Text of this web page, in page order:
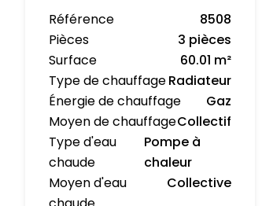
Référence
8508
Pièces
3 pièces
Surface
60.01 m²
Type de chauffageRadiateur
Énergie de chauffage
Gaz
Moyen de chauffageCollectif
Type d'eau
chaude
Pompe à
chaleur
Moyen d'eau
Collective